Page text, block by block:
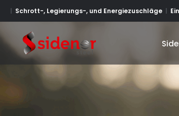
Schrott-, Legierungs-, und Energiezuschläge